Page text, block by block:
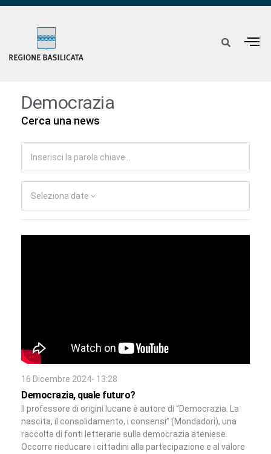
Democrazia
Cerca una news
Seleziona date
16 Dicembre 2024- 13:28
Democrazia, quale futuro?
ll professore di origini lucane è autore di “Democrazia. La
nascita, il consolidamento, i consensi” (Mondadori), una
raccolta di fonti letterarie sulla democrazia ateniese.
Occorre rieducare i cittadini alla partecipazione e al valore